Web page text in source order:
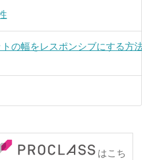
の幅をレスポンシブにする方
はこち